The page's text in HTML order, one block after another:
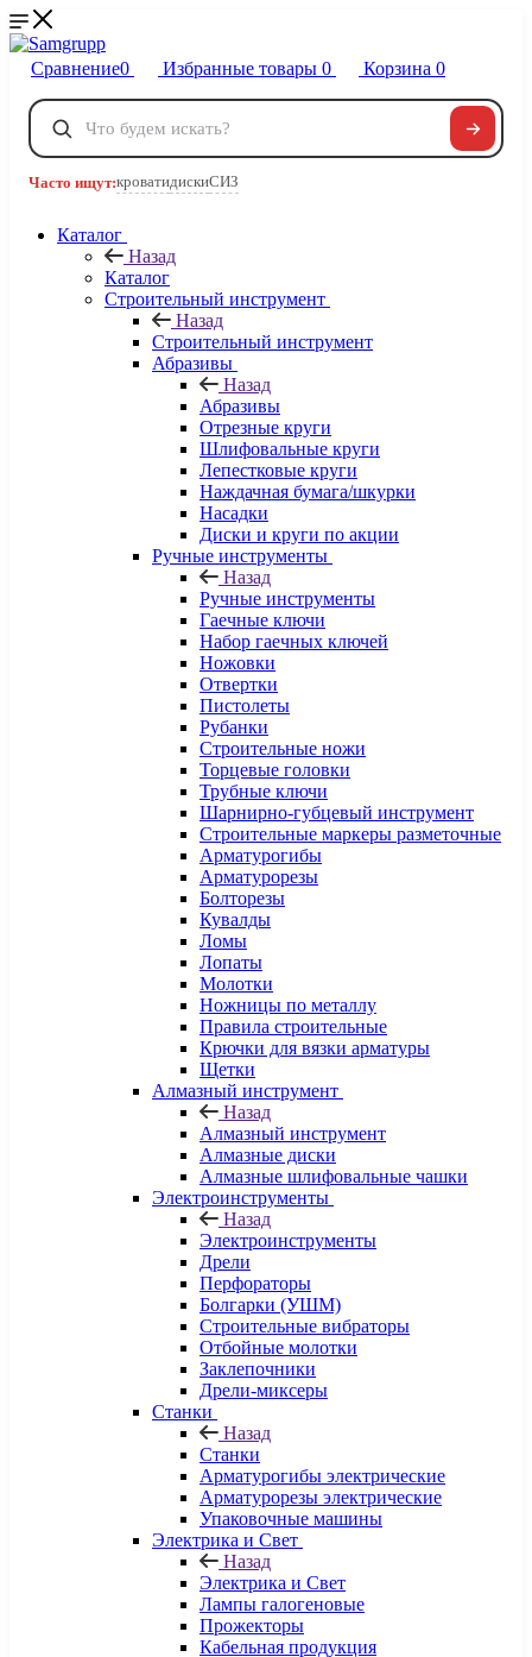
Сравнение0 Избранные товары 0 Корзина 0
Телефоны
8 800 222-40-09
Часто ищут:кроватидискиСИЗ
Каталог
Назад
Каталог
Строительный инструмент
Назад
Строительный инструмент
Абразивы
Назад
Абразивы
Отрезные круги
Шлифовальные круги
Лепестковые круги
Наждачная бумага/шкурки
Насадки
Диски и круги по акции
Ручные инструменты
Назад
Ручные инструменты
Гаечные ключи
Набор гаечных ключей
Ножовки
Отвертки
Пистолеты
Рубанки
Строительные ножи
Торцевые головки
Трубные ключи
Шарнирно-губцевый инструмент
Строительные маркеры разметочные
Арматурогибы
Арматурорезы
Болторезы
Кувалды
Ломы
Лопаты
Молотки
Ножницы по металлу
Правила строительные
Крючки для вязки арматуры
Щетки
Алмазный инструмент
Назад
Алмазный инструмент
Алмазные диски
Алмазные шлифовальные чашки
Электроинструменты
Назад
Электроинструменты
Дрели
Перфораторы
Болгарки (УШМ)
Строительные вибраторы
Отбойные молотки
Заклепочники
Дрели-миксеры
Станки
Назад
Станки
Арматурогибы электрические
Арматурорезы электрические
Упаковочные машины
Электрика и Свет
Назад
Электрика и Свет
Лампы галогеновые
Прожекторы
Кабельная продукция